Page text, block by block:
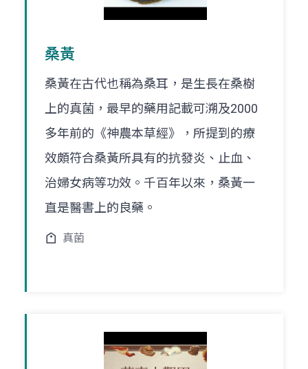
桑黃
桑黃在古代也稱為桑耳，是生長在桑樹
上的真菌，最早的藥用記載可溯及2000
多年前的《神農本草經》，所提到的療
效頗符合桑黃所具有的抗發炎、止血、
治婦女病等功效。千百年以來，桑黃一
直是醫書上的良藥。
真菌